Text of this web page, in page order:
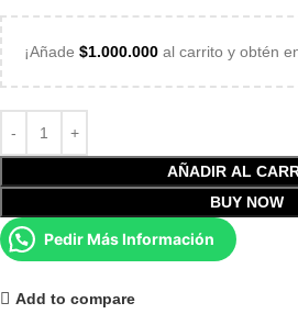
¡Añade $1.000.000 al carrito y obtén
AÑADIR AL
BUY NOW
Pedir Más Información
Add to compare